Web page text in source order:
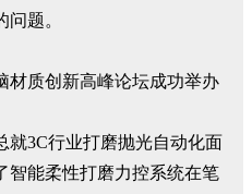
题。
就3C行业打磨抛光自动化面
智能柔性打磨力控系统在笔